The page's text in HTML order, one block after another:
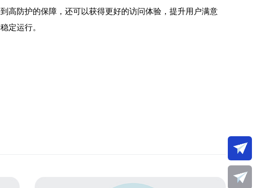
高防护的保障，还可以获得更好的访问体验，提升用户满意
定运行。